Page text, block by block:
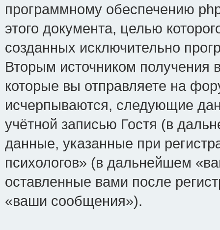
программному обеспечению
этого документа, целью
созданных исключительно
Вторым источником
которые вы отправляете на
исчерпываются, следующие
учётной записью Гостя (в
данные, указанные при
психологов» (в дальнейшем
оставленные вами после
«ваши сообщения»).